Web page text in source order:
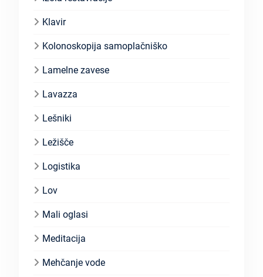
Klavir
Kolonoskopija samoplačniško
Lamelne zavese
Lavazza
Lešniki
Ležišče
Logistika
Lov
Mali oglasi
Meditacija
Mehčanje vode